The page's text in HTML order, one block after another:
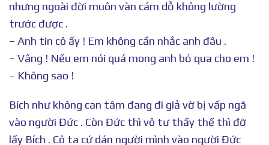
nhưng ngoài đời muôn vàn cám dỗ không lường
trước được .
– Anh tin cô ấy ! Em không cần nhắc anh đâu .
– Vâng ! Nếu em nói quá mong anh bỏ qua cho em !
– Không sao !
Bích như không can tâm đang đi giả vờ bị vấp ngã
vào người Đức . Còn Đức thì vô tư thấy thế thì đỡ
lấy Bích . Cô ta cứ dán người mình vào người Đức